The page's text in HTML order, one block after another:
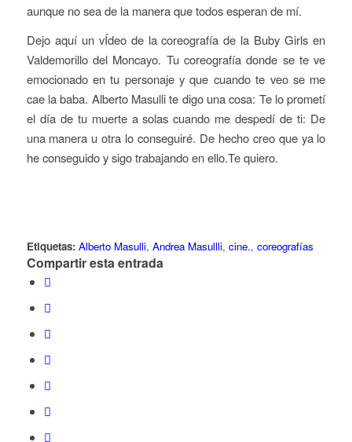
aunque no sea de la manera que todos esperan de mí.
Dejo aquí un vÍdeo de la coreografía de la Buby Girls en
Valdemorillo del Moncayo. Tu coreografía donde se te ve
emocionado en tu personaje y que cuando te veo se me
cae la baba. Alberto Masulli te digo una cosa: Te lo prometí
el día de tu muerte a solas cuando me despedí de ti: De
una manera u otra lo conseguiré. De hecho creo que ya lo
he conseguido y sigo trabajando en ello.Te quiero.
Etiquetas: Alberto Masulli, Andrea Masullli, cine., coreografías
Compartir esta entrada